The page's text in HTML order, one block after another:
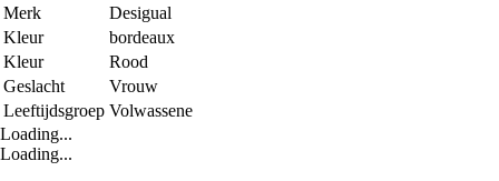
Merk
Desigual
Kleur
bordeaux
Kleur
Rood
Geslacht
Vrouw
Leeftijdsgroep Volwassene
Loading...
Loading...